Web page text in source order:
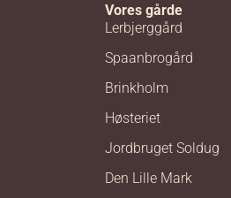
Vores gårde
Lerbjerggård
Spaanbrogård
Brinkholm
Høsteriet
Jordbruget Soldug
Den Lille Mark